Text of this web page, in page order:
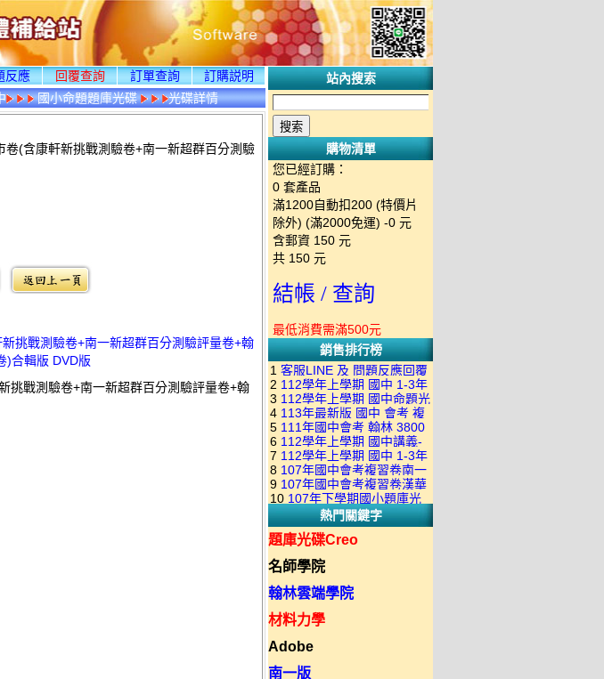
反應 回覆查詢 訂單查詢
訂購説明
國小命題題庫光碟 光碟詳情
(含康軒新挑戰測驗卷+南一新超群百分測驗
挑戰測驗卷+南一新超群百分測驗評量卷+翰
)合輯版 DVD版
挑戰測驗卷+南一新超群百分測驗評量卷+翰
站內搜索
購物清單
您已經訂購：
0 套產品
滿1200自動扣200 (特價片
除外) (滿2000免運) -0 元
含郵資 150 元
共 150 元
結帳 / 查詢
最低消費需滿500元
銷售排行榜
1 客服LINE 及 問題反應回覆
方式 下單後出現訂單編號就
是訂購成功 不會有回覆信
2 112學年上學期 國中 1-3年
級 校用卷 (含南一.康軒.翰林.
全科目.全部卷.含解答)完整版
(2DVD)
3 112學年上學期 國中命題光
碟 康軒版 1-3年級(含108課
綱)(全年級、全領域) 題庫光
碟(不包含：藝文+綜合+健體)
4 113年最新版 國中 會考 複
習卷講義 共18卷(含南一百分
百EZ+南一超會考+康軒麻辣
+康軒會考勝經+康軒易點通
+康軒圖解E點通+漢華大聯盟
+翰林大滿貫+翰林橘子+翰林
Lite輕+翰林主題探索+奇鼎
KO+奇鼎進會考+金安新思維
+金安雙向溝通+金安會考
735+建弘細說.活用+漢華達
陣)全科目合輯版(3片裝)
5 111年國中會考 翰林 3800
應用題彙編 + 南一 3688 應用
題彙編+南一歷屆試題+康軒
3800+ 應用題彙編 1-3年級 卷
類光碟
6 112學年上學期 國中講義-
題型較難(康軒新挑戰麻辣講
義+翰林超級翰將講義+南一學
習標竿講義) 1-3年級 合輯版
DVD版
7 112學年上學期 國中 1-3年
級 習作解答+課本解答(含康
軒.南一.翰林全版本.全科目)
合輯版 DVD版
8 107年國中會考複習卷南一
版 ( 點線面 )全科目.九科含解
答.合輯正式版
9 107年國中會考複習卷漢華
版 ( 達陣 ) 全科目.八科含解
答.合輯正式版
10 107年下學期國小題庫光
碟-南一版（1～6年級）全科
目合輯版 (三片裝)
熱門關鍵字
題庫光碟Creo
名師學院
翰林雲端學院
材料力學
Adobe
南一版